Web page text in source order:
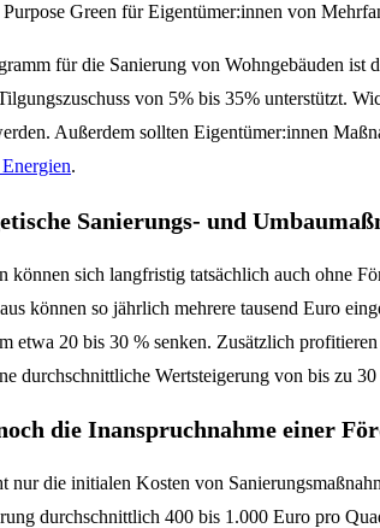
Green für Eigentümer:innen von
für die Sanierung von Wohngebäuden
von 5% bis 35% unterstützt.
Außerdem sollten Eigentümer:innen
.
Sanierungs- und
können sich langfristig tatsächlich auch ohne
können so jährlich mehrere tausend Euro
etwa 20 bis 30 % senken. Zusätzlich
durchschnittliche Wertsteigerung von bis zu
die Inanspruchnahme einer
nur die initialen Kosten von
durchschnittlich 400 bis 1.000 Euro pro